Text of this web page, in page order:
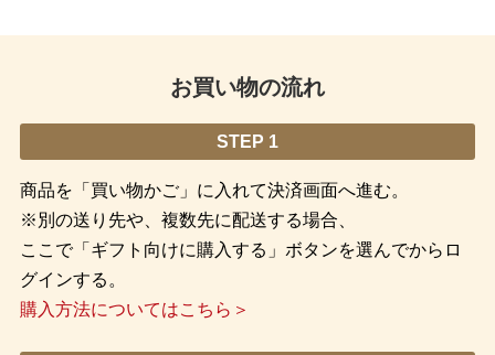
お買い物の流れ
STEP 1
商品を「買い物かご」に入れて決済画面へ進む。
※別の送り先や、複数先に配送する場合、
ここで「ギフト向けに購入する」ボタンを選んでからロ
グインする。
購入方法についてはこちら＞